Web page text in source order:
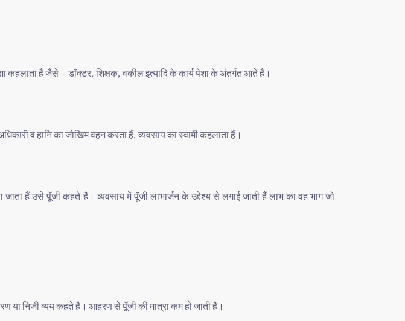
कहलाताहैंजैसे – डाॅक्टर, शिक्षक, वकीलइत्यादिकेकार्यपेशाकेअंतर्गतआतेहैं।
वहानिकाजोखिमवहनकरताहैं, व्यवसायकास्वामीकहलाताहैं।
जाताहैंउसेपूॅजी कहते हैं। व्यवसाय मेंपॅूजीलाभार्जनकेउद्देश्यसेलगाईजातीहैंलाभकावहभागजो
यानिजीव्ययकहतेहै। आहरणसेपॅूजीकीमात्राकमहोजातीहैं।